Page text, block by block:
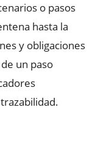
o pasos
hasta la
y obligaciones
un paso